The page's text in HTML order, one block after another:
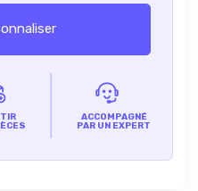
ACCOMPAGNÉ
PAR UN EXPERT